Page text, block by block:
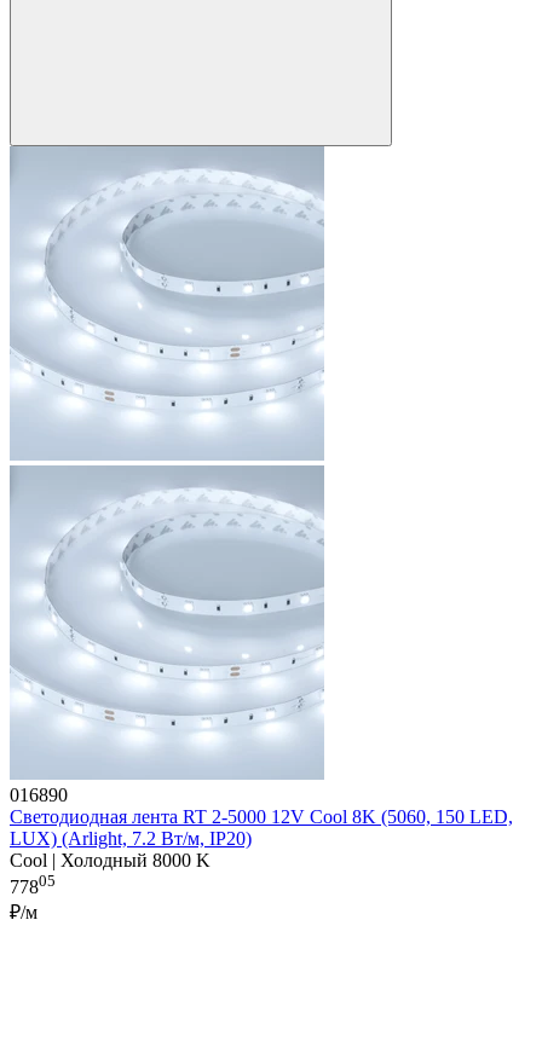
016890
Светодиодная лента RT 2-5000 12V Cool 8K (5060, 150 LED,
LUX) (Arlight, 7.2 Вт/м, IP20)
Cool | Холодный 8000 K
77805
₽/м